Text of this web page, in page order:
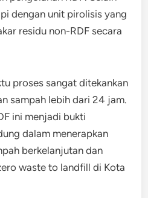
dengan unit pirolisis yang
residu non-RDF secara
proses sangat ditekankan
sampah lebih dari 24 jam.
ini menjadi bukti
dalam menerapkan
berkelanjutan dan
waste to landfill di Kota